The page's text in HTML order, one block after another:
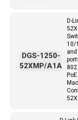
D-
10/
and
DGS-1250-
52XMP/A1A